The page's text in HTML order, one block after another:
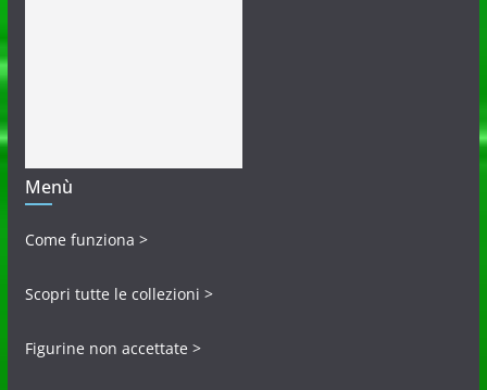
Menù
Come funziona >
Scopri tutte le collezioni >
Figurine non accettate >